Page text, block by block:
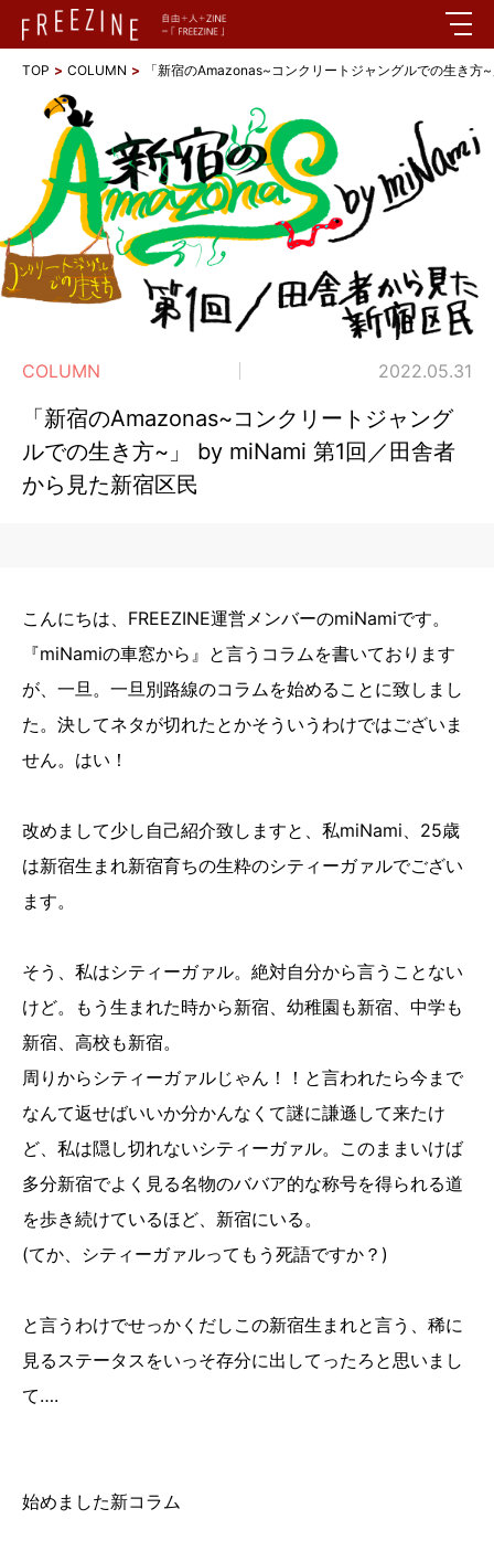
TOP COLUMN 「新宿のAmazonas~コンクリートジャングルでの生き方
COLUMN 2022.05.31
「新宿のAmazonas~コンクリートジャング
ルでの生き方~」 by miNami 第1回／田舎者
から見た新宿区民
こんにちは、FREEZINE運営メンバーのmiNamiです。
『miNamiの車窓から』と言うコラムを書いております
が、一旦。一旦別路線のコラムを始めることに致しまし
た。決してネタが切れたとかそういうわけではございま
せん。はい！
改めまして少し自己紹介致しますと、私miNami、25歳
は新宿生まれ新宿育ちの生粋のシティーガァルでござい
ます。
そう、私はシティーガァル。絶対自分から言うことない
けど。もう生まれた時から新宿、幼稚園も新宿、中学も
新宿、高校も新宿。
周りからシティーガァルじゃん！！と言われたら今まで
なんて返せばいいか分かんなくて謎に謙遜して来たけ
ど、私は隠し切れないシティーガァル。このままいけば
多分新宿でよく見る名物のババア的な称号を得られる道
を歩き続けているほど、新宿にいる。
(てか、シティーガァルってもう死語ですか？)
と言うわけでせっかくだしこの新宿生まれと言う、稀に
見るステータスをいっそ存分に出してったろと思いまし
て….
始めました新コラム